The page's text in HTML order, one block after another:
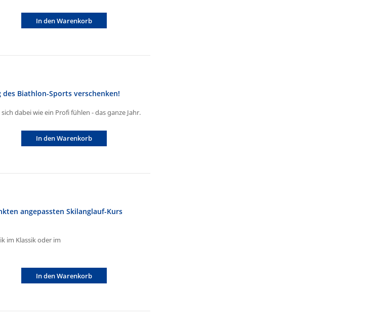
In den Warenkorb
Biathlon-Sports verschenken!
dabei wie ein Profi fühlen - das ganze Jahr.
In den Warenkorb
angepassten Skilanglauf-Kurs
im Klassik oder im
In den Warenkorb